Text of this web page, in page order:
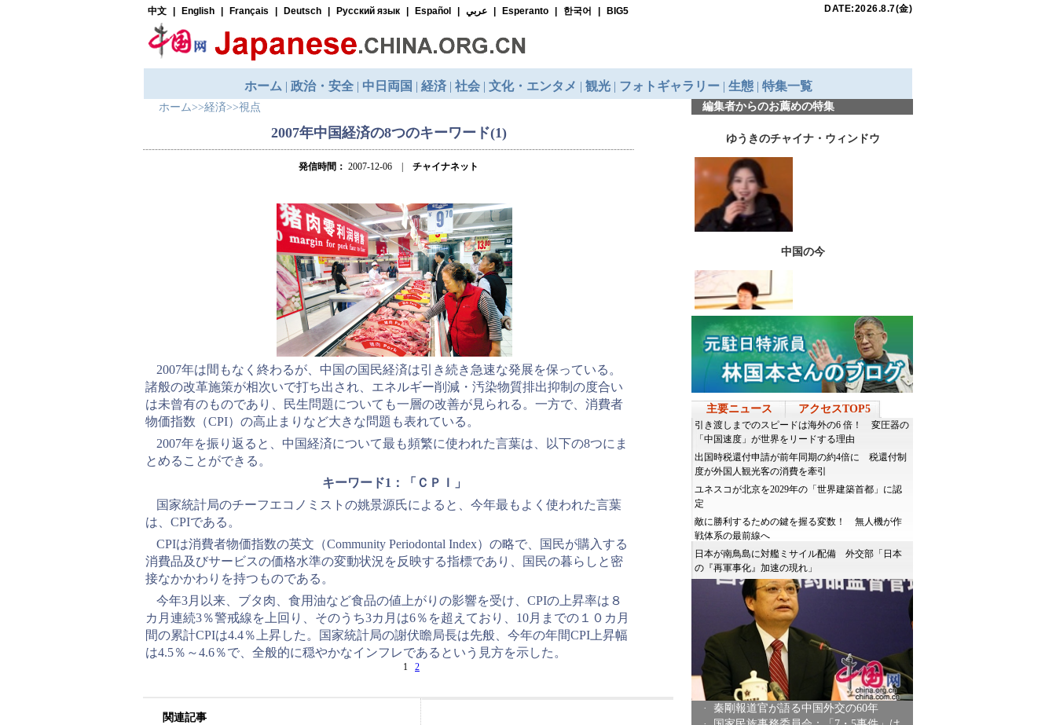
ホーム>>経済>>視点
2007年中国経済の8つのキーワード(1)
発信時間： 2007-12-06 | チャイナネット
2007年は間もなく終わるが、中国の国民経済は引き続き急速な発展を保っている。
諸般の改革施策が相次いで打ち出され、エネルギー削減・汚染物質排出抑制の度合い
は未曾有のものであり、民生問題についても一層の改善が見られる。一方で、消費者
物価指数（CPI）の高止まりなど大きな問題も表れている。
2007年を振り返ると、中国経済について最も頻繁に使われた言葉は、以下の8つにま
とめることができる。
キーワード1：「ＣＰＩ」
国家統計局のチーフエコノミストの姚景源氏によると、今年最もよく使われた言葉
は、CPIである。
CPIは消費者物価指数の英文（Community Periodontal Index）の略で、国民が購入する
消費品及びサービスの価格水準の変動状況を反映する指標であり、国民の暮らしと密
接なかかわりを持つものである。
今年3月以来、ブタ肉、食用油など食品の値上がりの影響を受け、CPIの上昇率は８
カ月連続3％警戒線を上回り、そのうち3カ月は6％を超えており、10月までの１０カ月
間の累計CPIは4.4％上昇した。国家統計局の謝伏瞻局長は先般、今年の年間CPI上昇幅
は4.5％～4.6％で、全般的に穏やかなインフレであるという見方を示した。
1 2
関連記事